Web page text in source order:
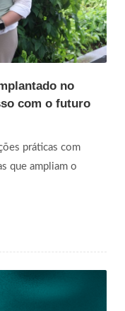
no
com o futuro
práticas com
que ampliam o